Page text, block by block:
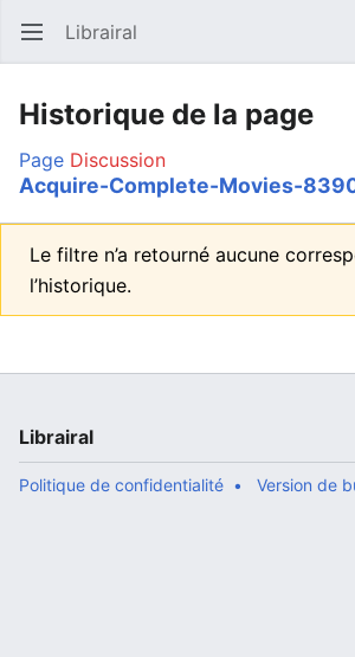
Ouvrir le menu principal Librairal
Historique de la page
Page Discussion
Acquire-Complete-Movies-
Le filtre n’a retourné aucune
l’historique.
Librairal
Politique de confidentialité Version de